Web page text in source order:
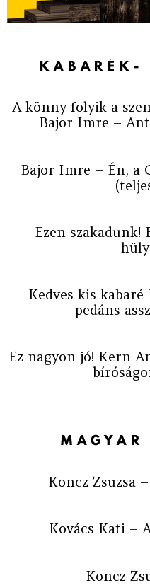
KABARÉK-
A könny folyik a
Bajor Imre –
Bajor Imre – Én, a
Ezen szakadunk!
Kedves kis
pedáns
Ez nagyon jó! Kern
MAGYAR
Koncz Zsuzsa
Kovács Kati –
Koncz